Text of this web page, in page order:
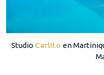
Studio Carlito en